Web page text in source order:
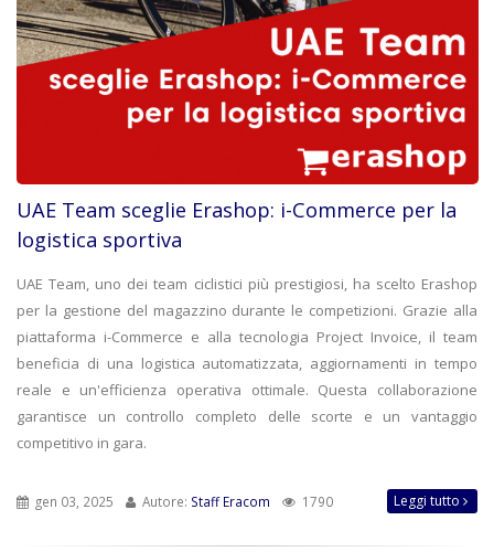
UAE Team sceglie Erashop: i-Commerce per la
logistica sportiva
UAE Team, uno dei team ciclistici più prestigiosi, ha scelto Erashop
per la gestione del magazzino durante le competizioni. Grazie alla
piattaforma i-Commerce e alla tecnologia Project Invoice, il team
beneficia di una logistica automatizzata, aggiornamenti in tempo
reale e un'efficienza operativa ottimale. Questa collaborazione
garantisce un controllo completo delle scorte e un vantaggio
competitivo in gara.
gen 03, 2025 Autore: Staff Eracom 1790 Leggi tutto